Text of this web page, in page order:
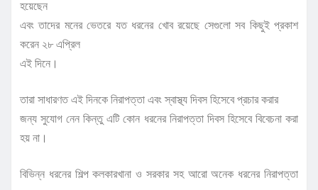
হয়েছেন
এবং তাদের মনের ভেতরে যত ধরনের খোব রয়েছে সেগুলো সব কিছুই প্রকাশ
করেন ২৮ এপ্রিল
এই দিনে।
তারা সাধারণত এই দিনকে নিরাপত্তা এবং স্বাস্থ্য দিবস হিসেবে প্রচার করার
জন্য সুযোগ নেন কিন্তু এটি কোন ধরনের নিরাপত্তা দিবস হিসেবে বিবেচনা করা
হয় না।
বিভিন্ন ধরনের শিল্প কলকারখানা ও সরকার সহ আরো অনেক ধরনের নিরাপত্তা